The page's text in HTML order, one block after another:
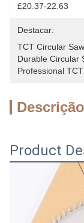
£20.37-22.63
Destacar:
TCT Circular
Durable Circular
Professional
Product